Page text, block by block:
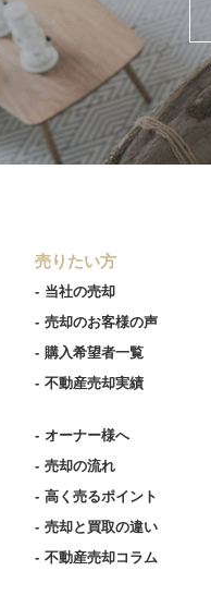
売りたい方
当社の売却
売却のお客様の声
購入希望者一覧
不動産売却実績
オーナー様へ
売却の流れ
高く売るポイント
売却と買取の違い
不動産売却コラム